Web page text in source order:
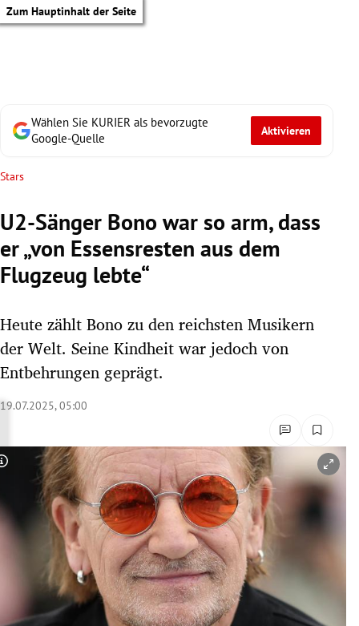
Zum Hauptinhalt der Seite
Untermenü
Untermenü
Untermenü
Untermenü
Untermenü
Untermenü
Untermenü
Wählen Sie KURIER als bevorzugte
Google-Quelle
Aktivieren
Stars
U2-Sänger Bono war so arm, dass
er „von Essensresten aus dem
Flugzeug lebte“
Heute zählt Bono zu den reichsten Musikern
der Welt. Seine Kindheit war jedoch von
Entbehrungen geprägt.
19.07.2025, 05:00
Copyright-Hinweis öffnen/schließen